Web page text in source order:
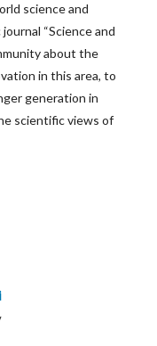
science and
“Science and
about the
in this area, to
generation in
scientific views of